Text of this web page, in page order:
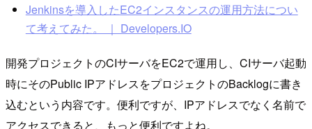
Jenkinsを導入したEC2インスタンスの運用方法につい
て考えてみた。 ｜ Developers.IO
開発プロジェクトのCIサーバをEC2で運用し、CIサーバ起動
時にそのPublic IPアドレスをプロジェクトのBacklogに書き
込むという内容です。便利ですが、IPアドレスでなく名前で
アクセスできると、もっと便利ですよね。